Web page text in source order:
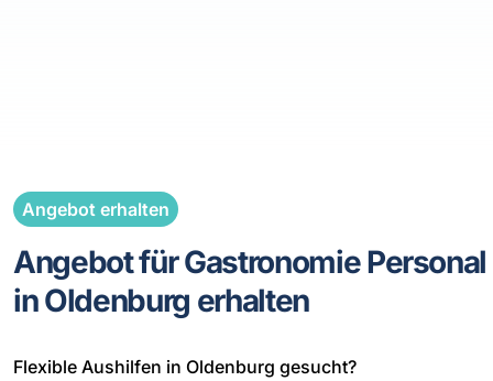
Angebot erhalten
Angebot für Gastronomie Personal
in Oldenburg erhalten
Flexible Aushilfen in Oldenburg gesucht?